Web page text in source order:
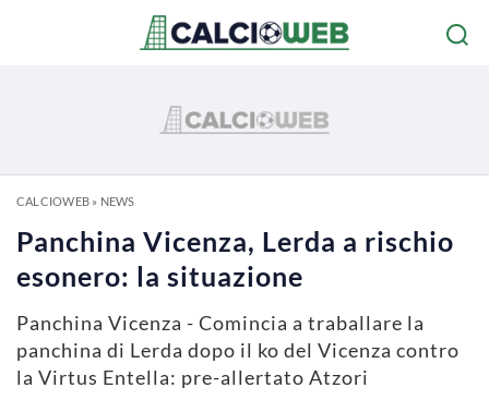
CALCIOWEB» NEWS
Panchina Vicenza, Lerda a rischio
esonero: la situazione
Panchina Vicenza - Comincia a traballare la
panchina di Lerda dopo il ko del Vicenza contro
la Virtus Entella: pre-allertato Atzori